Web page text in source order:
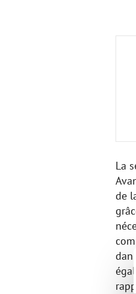
La
de